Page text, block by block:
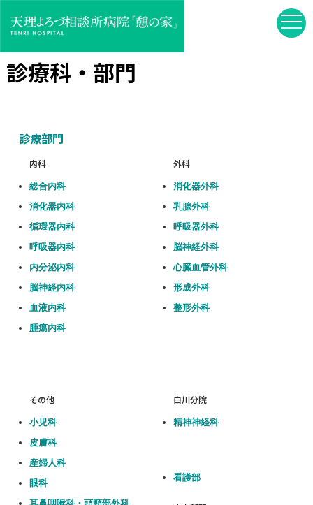
診療科・部門
診療部門
内科
総合内科
消化器内科
循環器内科
呼吸器内科
内分泌内科
脳神経内科
血液内科
腫瘍内科
外科
消化器外科
乳腺外科
呼吸器外科
脳神経外科
心臓血管外科
形成外科
整形外科
その他
小児科
皮膚科
産婦人科
眼科
白川分院
精神神経科
看護部